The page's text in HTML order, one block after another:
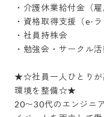
・介護休業給付金（
・資格取得支援（e-
・社員持株会
・勉強会・サークル
★☆社員一人ひとりが
環境を整備☆★
20〜30代のエンジニ